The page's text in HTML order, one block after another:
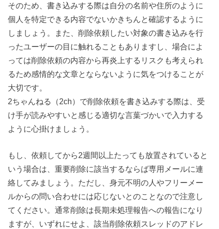
そのため、書き込みする際は自分の名前や住所のように
個人を特定できる内容でないかきちんと確認するように
しましょう。また、削除依頼したい対象の書き込みを行
ったユーザーの目に触れることもありますし、場合によ
っては削除依頼の内容から再炎上するリスクも考えられ
るため感情的な文章とならないように気をつけることが
大切です。
2ちゃんねる（2ch）で削除依頼を書き込みする際は、受
け手が読みやすいと感じる適切な言葉づかいで入力する
ように心掛けましょう。
もし、依頼してから2週間以上たっても放置されていると
いう場合は、重要削除に該当するならば専用メールに連
絡してみましょう。ただし、身元不明の人やフリーメー
ルからの問い合わせには応じないとのことなので注意し
てください。通常削除は長期未処理報告への報告になり
ますが、いずれにせよ、該当削除依頼スレッドのアドレ